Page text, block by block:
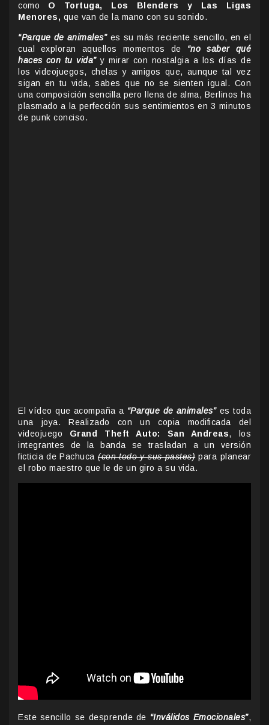
como O Tortuga, Los Blenders y Las Ligas
Menores, que van de la mano con su sonido.
“Parque de animales”es su más reciente sencillo, en el
cual exploran aquellos momentos de “no saber qué
haces con tu vida”y mirar con nostalgia a los días de
los videojuegos, chelas y amigos que, aunque tal vez
sigan en tu vida, sabes que no se sienten igual. Con
una composición sencilla pero llena de alma, Berlinos ha
plasmado a la perfección sus sentimientos en 3 minutos
de punk conciso.
El vídeo que acompaña a “Parque de animales” es toda
una joya. Realizado con un copia modificada del
videojuego Grand Theft Auto: San Andreas, los
integrantes de la banda se trasladan a un versión
ficticia de Pachuca (con todo y sus pastes)para planear
el robo maestro que le de un giro a su vida.
Este sencillo se desprende de “Inválidos Emocionales”,